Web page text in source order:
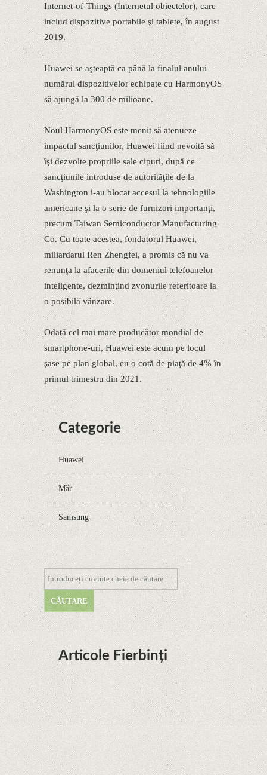
Internet-of-Things (Internetul obiectelor), care
includ dispozitive portabile şi tablete, în august
2019.
Huawei se aşteaptă ca până la finalul anului
numărul dispozitivelor echipate cu HarmonyOS
să ajungă la 300 de milioane.
Noul HarmonyOS este menit să atenueze
impactul sancţiunilor, Huawei fiind nevoită să
îşi dezvolte propriile sale cipuri, după ce
sancţiunile introduse de autorităţile de la
Washington i-au blocat accesul la tehnologiile
americane şi la o serie de furnizori importanţi,
precum Taiwan Semiconductor Manufacturing
Co. Cu toate acestea, fondatorul Huawei,
miliardarul Ren Zhengfei, a promis că nu va
renunţa la afacerile din domeniul telefoanelor
inteligente, dezminţind zvonurile referitoare la
o posibilă vânzare.
Odată cel mai mare producător mondial de
smartphone-uri, Huawei este acum pe locul
şase pe plan global, cu o cotă de piaţă de 4% în
primul trimestru din 2021.
Categorie
Huawei
Măr
Samsung
Articole Fierbinți
Dota Anime venind la Netflix în această lună de
la Legenda Korra Studio Mir
Curtea Supremă reglementează în favoarea
Google în Oracle Java Fight